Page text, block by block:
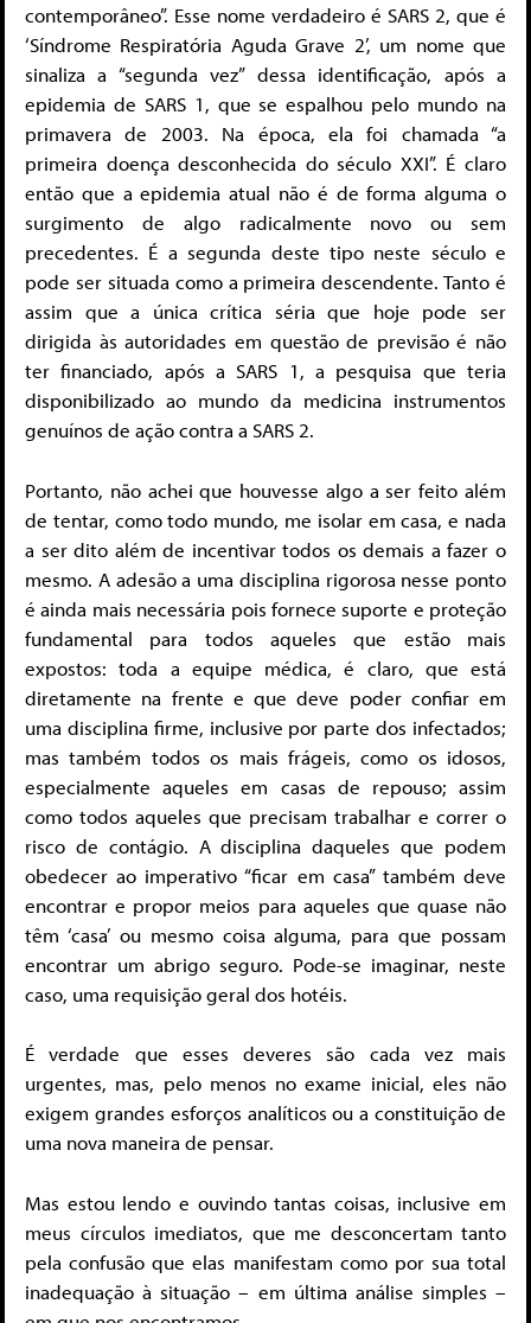
contemporâneo”. Esse nome verdadeiro é SARS 2, que é
‘Síndrome Respiratória Aguda Grave 2’, um nome que
sinaliza a “segunda vez” dessa identificação, após a
epidemia de SARS 1, que se espalhou pelo mundo na
primavera de 2003. Na época, ela foi chamada “a
primeira doença desconhecida do século XXI”. É claro
então que a epidemia atual não é de forma alguma o
surgimento de algo radicalmente novo ou sem
precedentes. É a segunda deste tipo neste século e
pode ser situada como a primeira descendente. Tanto é
assim que a única crítica séria que hoje pode ser
dirigida às autoridades em questão de previsão é não
ter financiado, após a SARS 1, a pesquisa que teria
disponibilizado ao mundo da medicina instrumentos
genuínos de ação contra a SARS 2.
Portanto, não achei que houvesse algo a ser feito além
de tentar, como todo mundo, me isolar em casa, e nada
a ser dito além de incentivar todos os demais a fazer o
mesmo. A adesão a uma disciplina rigorosa nesse ponto
é ainda mais necessária pois fornece suporte e proteção
fundamental para todos aqueles que estão mais
expostos: toda a equipe médica, é claro, que está
diretamente na frente e que deve poder confiar em
uma disciplina firme, inclusive por parte dos infectados;
mas também todos os mais frágeis, como os idosos,
especialmente aqueles em casas de repouso; assim
como todos aqueles que precisam trabalhar e correr o
risco de contágio. A disciplina daqueles que podem
obedecer ao imperativo “ficar em casa” também deve
encontrar e propor meios para aqueles que quase não
têm ‘casa’ ou mesmo coisa alguma, para que possam
encontrar um abrigo seguro. Pode-se imaginar, neste
caso, uma requisição geral dos hotéis.
É verdade que esses deveres são cada vez mais
urgentes, mas, pelo menos no exame inicial, eles não
exigem grandes esforços analíticos ou a constituição de
uma nova maneira de pensar.
Mas estou lendo e ouvindo tantas coisas, inclusive em
meus círculos imediatos, que me desconcertam tanto
pela confusão que elas manifestam como por sua total
inadequação à situação – em última análise simples –